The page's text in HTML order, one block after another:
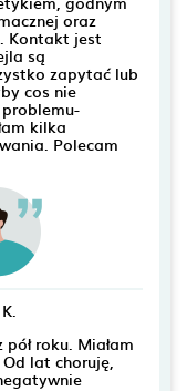
oraz
Kontakt jest
są
zapytać lub
cos nie
kilka
Polecam
roku. Miałam
lat choruję,